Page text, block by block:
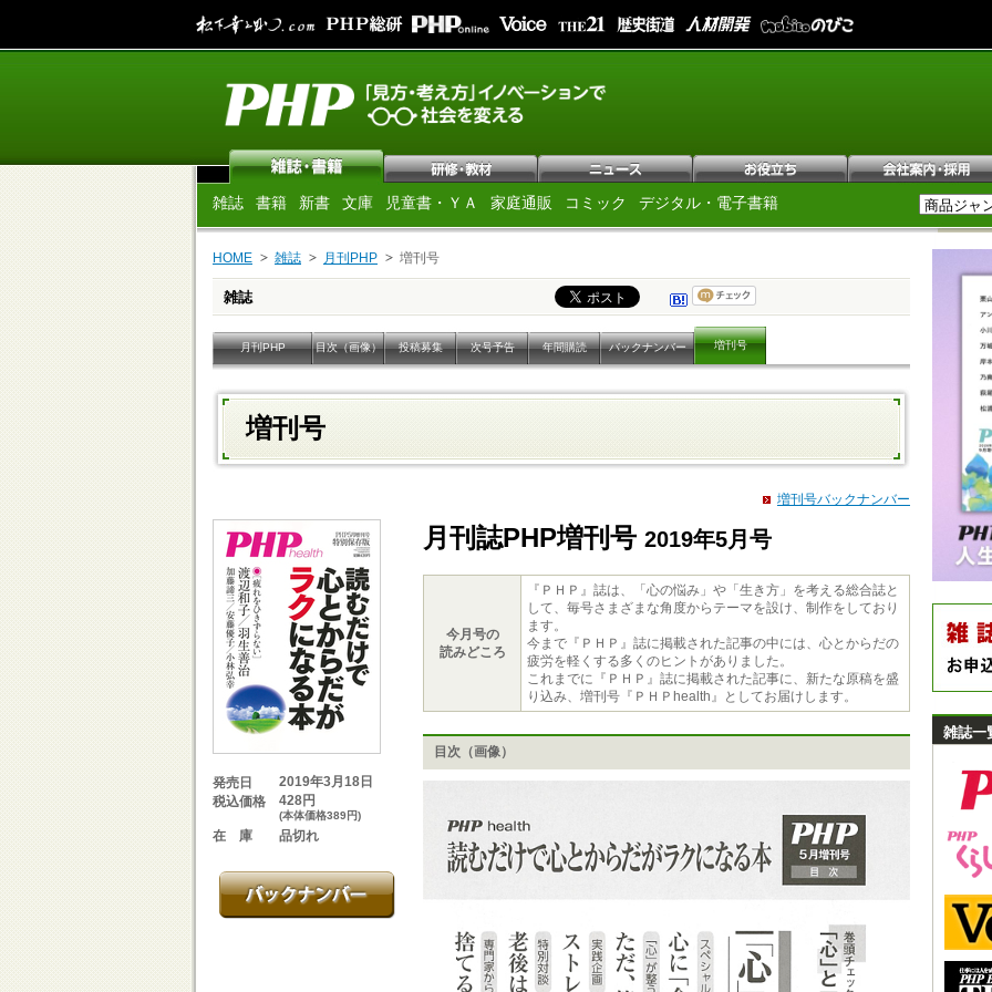
雑誌 書籍 新書 文庫 児童書・ＹＡ 家庭通販 コミック デジタル・電子書籍
HOME 雑誌 月刊PHP 増刊号
雑誌
月刊PHP 目次（画像） 投稿募集 次号予告 年間購読 バックナンバー 増刊号
増刊号
増刊号バックナンバー
発売日
2019年3月18日
税込価格
428円
(本体価格389円)
在 庫 品切れ
月刊誌PHP増刊号 2019年5月号
今月号の
読みどころ
『ＰＨＰ』誌は、「心の悩み」や「生き方」を考える総合誌と
して、毎号さまざまな角度からテーマを設け、制作をしており
ます。
今まで『ＰＨＰ』誌に掲載された記事の中には、心とからだの
疲労を軽くする多くのヒントがありました。
これまでに『ＰＨＰ』誌に掲載された記事に、新たな原稿を盛
り込み、増刊号『ＰＨＰhealth』としてお届けします。
目次（画像）
雑誌一